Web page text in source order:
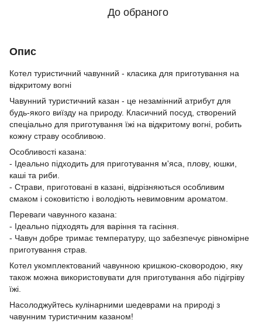
До обраного
Опис
Котел туристичний чавунний - класика для приготування на
відкритому вогні
Чавунний туристичний казан - це незамінний атрибут для
будь-якого виїзду на природу. Класичний посуд, створений
спеціально для приготування їжі на відкритому вогні, робить
кожну страву особливою.
Особливості казана:
- Ідеально підходить для приготування м'яса, плову, юшки,
каші та риби.
- Страви, приготовані в казані, відрізняються особливим
смаком і соковитістю і володіють невимовним ароматом.
Переваги чавунного казана:
- Ідеально підходять для варіння та гасіння.
- Чавун добре тримає температуру, що забезпечує рівномірне
приготування страв.
Котел укомплектований чавунною кришкою-сковородою, яку
також можна використовувати для приготування або підігріву
їжі.
Насолоджуйтесь кулінарними шедеврами на природі з
чавунним туристичним казаном!